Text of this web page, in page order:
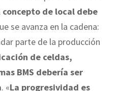
concepto de local debe
se avanza en la cadena:
parte de la producción
de celdas,
BMS debería ser
. «La progresividad es